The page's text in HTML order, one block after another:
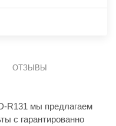
ОТЗЫВЫ
R131 мы предлагаем
с гарантированно